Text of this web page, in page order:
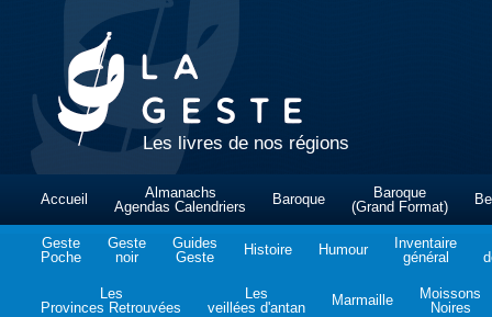
Les livres de nos régions
Accueil
Almanachs
Agendas Calendriers
Baroque
Baroque
(Grand Format)
Geste
Poche
Geste
noir
Guides
Geste
Histoire Humour
Inventaire
général
Les
Provinces Retrouvées
Les
veillées d'antan
Marmaille
Moissons
Noires